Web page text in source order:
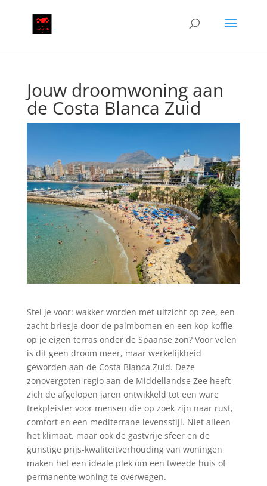
Jouw droomwoning aan
de Costa Blanca Zuid
Stel je voor: wakker worden met uitzicht op zee, een
zacht briesje door de palmbomen en een kop koffie
op je eigen terras onder de Spaanse zon? Voor velen
is dit geen droom meer, maar werkelijkheid
geworden aan de Costa Blanca Zuid. Deze
zonovergoten regio aan de Middellandse Zee heeft
zich de afgelopen jaren ontwikkeld tot een ware
trekpleister voor mensen die op zoek zijn naar rust,
comfort en een mediterrane levensstijl. Niet alleen
het klimaat, maar ook de gastvrije sfeer en de
gunstige prijs-kwaliteitverhouding van woningen
maken het een ideale plek om een tweede huis of
permanente woning te overwegen.